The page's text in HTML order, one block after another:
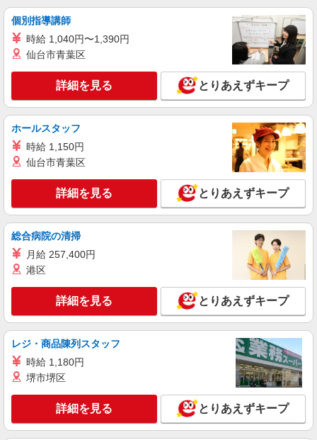
ゴム製品の原料取付・成形・目視検査/日払い
OK
時給1,200円 交通費：既定支給
福島県西白河郡泉崎村
キープ 詳細を見る
派遣社員
株式会社綜合キャリアオプション（1314VJ0805G8★28-N-T4）
医療用ゴム製品の原料取付・成形・目視検査/
日払いOK
時給1,200円 交通費：既定支給
福島県西白河郡泉崎村
キープ 詳細を見る
派遣社員
株式会社綜合キャリアオプション（1314VJ0805G7★87-N-T4）
車ボディ部品のプレス加工機操作/日払いOK
時給1,250円 交通費：既定支給
福島県西白河郡泉崎村
詳細を見る
パーソルファクトリーパートナーズ株式会社
個別指導講師
時給 1,040円〜1,390円
仙台市青葉区
詳細を見る とりあえずキープ
ホールスタッフ
時給 1,150円
仙台市青葉区
詳細を見る とりあえずキープ
総合病院の清掃
月給 257,400円
港区
詳細を見る とりあえずキープ
レジ・商品陳列スタッフ
時給 1,180円
堺市堺区
詳細を見る とりあえずキープ